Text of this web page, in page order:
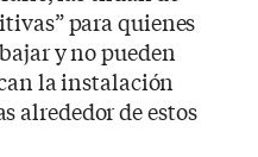
para quienes
y no pueden
la instalación
alrededor de estos